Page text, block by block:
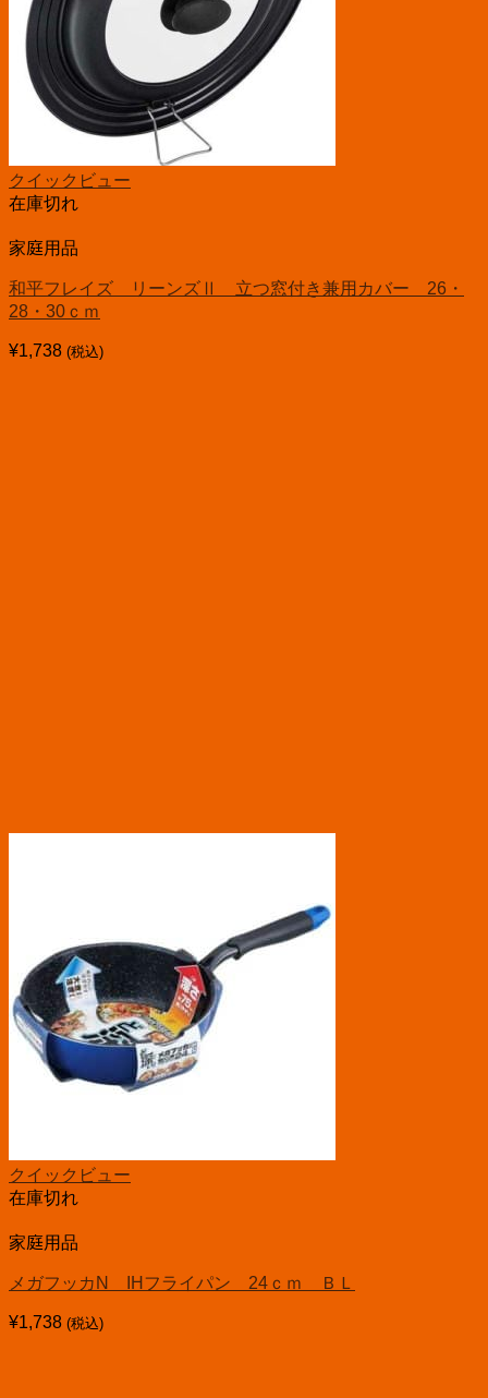
クイックビュー
在庫切れ
家庭用品
和平フレイズ リーンズⅡ 立つ窓付き兼用カバー 26・
28・30ｃｍ
¥1,738 (税込)
クイックビュー
在庫切れ
家庭用品
メガフッカN IHフライパン 24ｃｍ ＢＬ
¥1,738 (税込)